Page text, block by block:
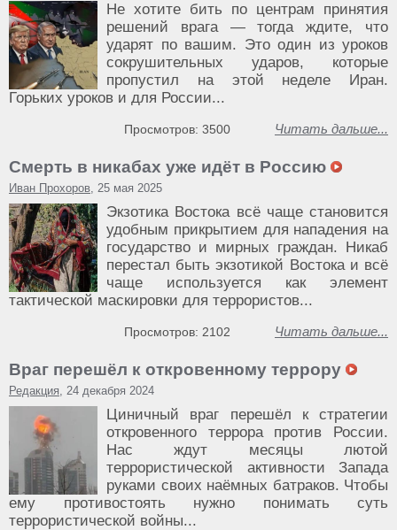
Не хотите бить по центрам принятия
решений врага — тогда ждите, что
ударят по вашим. Это один из уроков
сокрушительных ударов, которые
пропустил на этой неделе Иран.
Горьких уроков и для России...
Читать дальше...
Просмотров: 3500
Смерть в никабах уже идёт в Россию
Иван Прохоров, 25 мая 2025
Экзотика Востока всё чаще становится
удобным прикрытием для нападения на
государство и мирных граждан. Никаб
перестал быть экзотикой Востока и всё
чаще используется как элемент
тактической маскировки для террористов...
Читать дальше...
Просмотров: 2102
Враг перешёл к откровенному террору
Редакция, 24 декабря 2024
Циничный враг перешёл к стратегии
откровенного террора против России.
Нас ждут месяцы лютой
террористической активности Запада
руками своих наёмных батраков. Чтобы
ему противостоять нужно понимать суть
террористической войны...